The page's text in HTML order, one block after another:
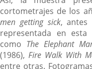
cortometrajes de los
men getting sick, antes
representada en
como The Elephant
(1986), Fire Walk With
entre otras.